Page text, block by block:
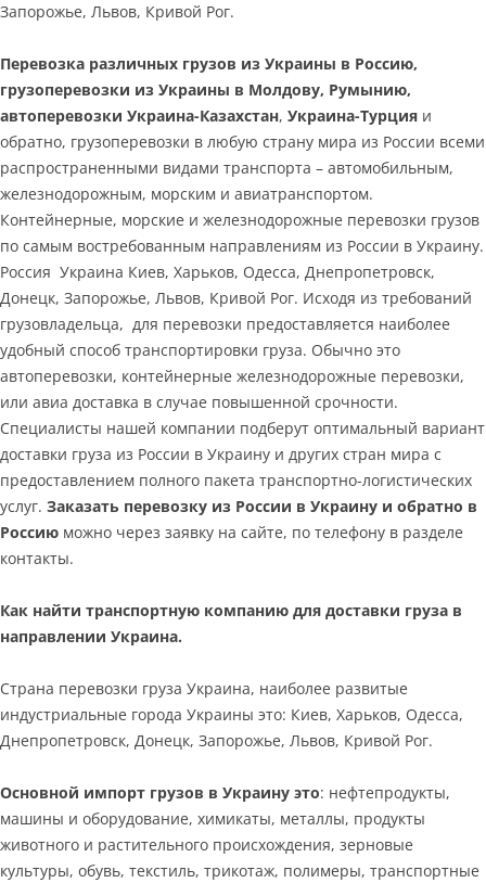
Запорожье, Львов, Кривой Рог.
Перевозка различных грузов из Украины в Россию,
грузоперевозки из Украины в Молдову, Румынию,
автоперевозки Украина-Казахстан, Украина-Турция и
обратно, грузоперевозки в любую страну мира из России всеми
распространенными видами транспорта – автомобильным,
железнодорожным, морским и авиатранспортом.
Контейнерные, морские и железнодорожные перевозки грузов
по самым востребованным направлениям из России в Украину.
Россия Украина Киев, Харьков, Одесса, Днепропетровск,
Донецк, Запорожье, Львов, Кривой Рог. Исходя из требований
грузовладельца, для перевозки предоставляется наиболее
удобный способ транспортировки груза. Обычно это
автоперевозки, контейнерные железнодорожные перевозки,
или авиа доставка в случае повышенной срочности.
Специалисты нашей компании подберут оптимальный вариант
доставки груза из России в Украину и других стран мира с
предоставлением полного пакета транспортно-логистических
услуг. Заказать перевозку из России в Украину и обратно в
Россию можно через заявку на сайте, по телефону в разделе
контакты.
Как найти транспортную компанию для доставки груза в
направлении Украина.
Страна перевозки груза Украина, наиболее развитые
индустриальные города Украины это: Киев, Харьков, Одесса,
Днепропетровск, Донецк, Запорожье, Львов, Кривой Рог.
Основной импорт грузов в Украину это: нефтепродукты,
машины и оборудование, химикаты, металлы, продукты
животного и растительного происхождения, зерновые
культуры, обувь, текстиль, трикотаж, полимеры, транспортные